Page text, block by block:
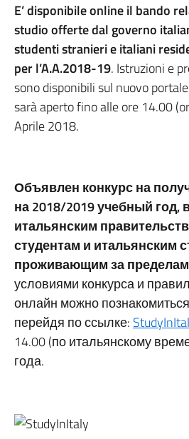
E’ disponibile online il bando
studio offerte dal governo
studenti stranieri e italiani
per l’A.A.2018-19. Istruzioni e
sono disponibili sul nuovo portale
sarà aperto fino alle ore 14.00
Aprile 2018.
Объявлен конкурс на
на 2018/2019 учебный
итальянским
студентам и итальянским
проживающим за
условиями конкурса и
онлайн можно
перейдя по ссылке:
14.00 (по итальянскому
года.